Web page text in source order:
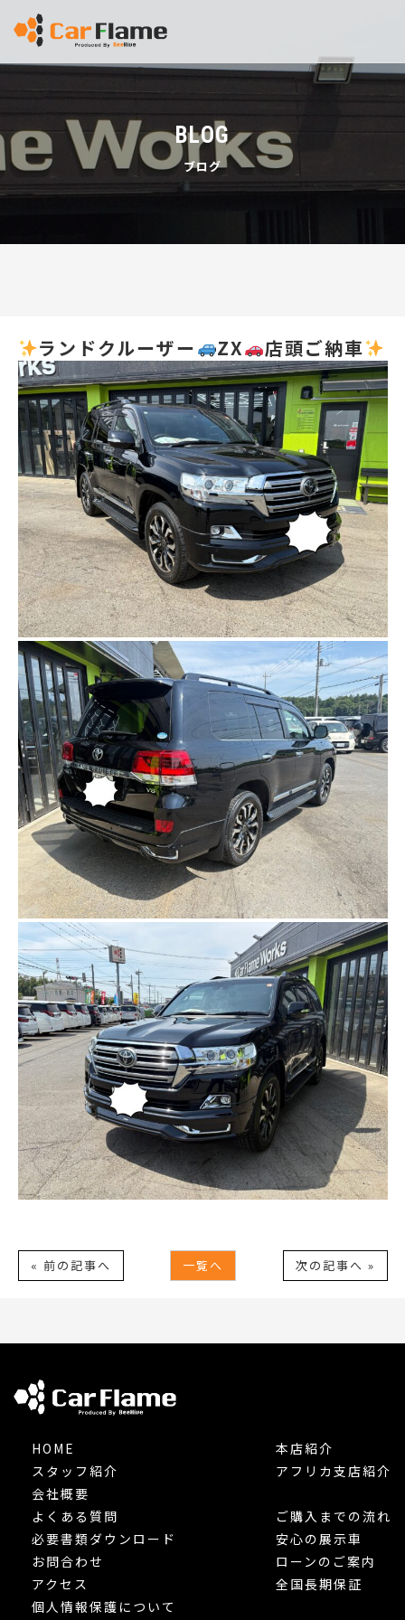
BLOG
ブログ
ランドクルーザー ZX 店頭ご納車
« 前の記事へ 一覧へ 次の記事へ »
HOME
スタッフ紹介
会社概要
本店紹介
アフリカ支店紹介
よくある質問
必要書類ダウンロード
お問合わせ
アクセス
個人情報保護について
ご購入までの流れ
安心の展示車
ローンのご案内
全国長期保証